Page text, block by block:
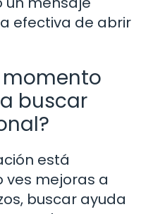
efectiva de abrir
momento
buscar
está
ves mejoras a
buscar ayuda